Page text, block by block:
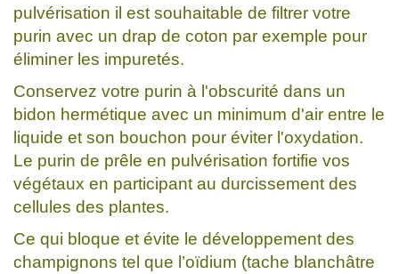
pulvérisation il est souhaitable de filtrer votre
purin avec un drap de coton par exemple pour
éliminer les impuretés.
Conservez votre purin à l'obscurité dans un
bidon hermétique avec un minimum d'air entre le
liquide et son bouchon pour éviter l'oxydation.
Le purin de prêle en pulvérisation fortifie vos
végétaux en participant au durcissement des
cellules des plantes.
Ce qui bloque et évite le développement des
champignons tel que l’oïdium (tache blanchâtre